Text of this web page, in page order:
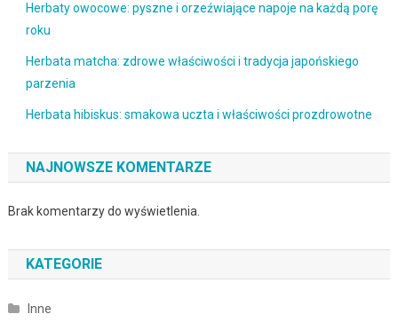
Herbaty owocowe: pyszne i orzeźwiające napoje na każdą porę
roku
Herbata matcha: zdrowe właściwości i tradycja japońskiego
parzenia
Herbata hibiskus: smakowa uczta i właściwości prozdrowotne
NAJNOWSZE KOMENTARZE
Brak komentarzy do wyświetlenia.
KATEGORIE
Inne